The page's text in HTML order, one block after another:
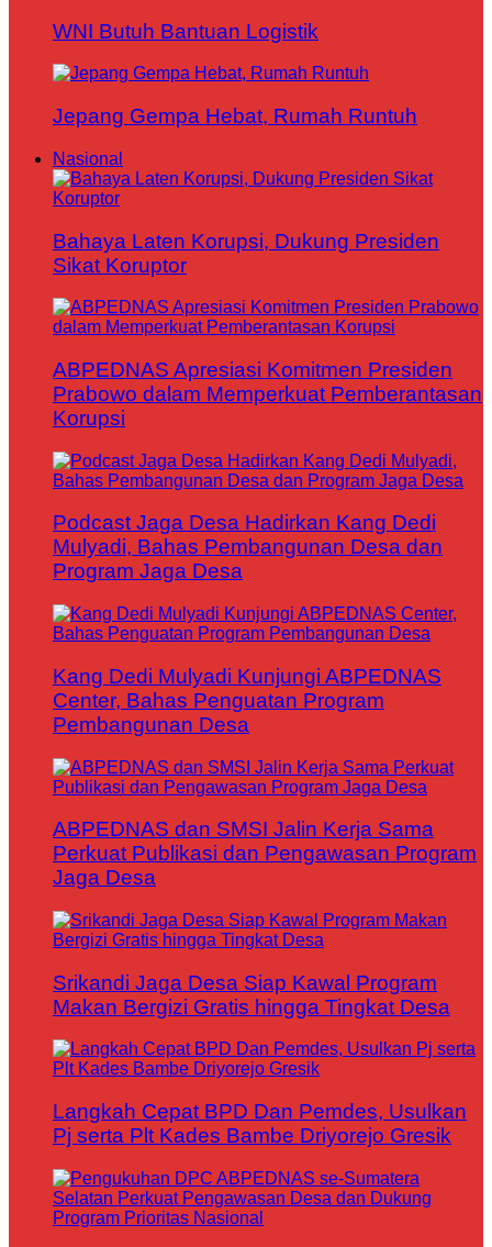
WNI Butuh Bantuan Logistik
Jepang Gempa Hebat, Rumah Runtuh
Nasional
Bahaya Laten Korupsi, Dukung Presiden
Sikat Koruptor
ABPEDNAS Apresiasi Komitmen Presiden
Prabowo dalam Memperkuat Pemberantasan
Korupsi
Podcast Jaga Desa Hadirkan Kang Dedi
Mulyadi, Bahas Pembangunan Desa dan
Program Jaga Desa
Kang Dedi Mulyadi Kunjungi ABPEDNAS
Center, Bahas Penguatan Program
Pembangunan Desa
ABPEDNAS dan SMSI Jalin Kerja Sama
Perkuat Publikasi dan Pengawasan Program
Jaga Desa
Srikandi Jaga Desa Siap Kawal Program
Makan Bergizi Gratis hingga Tingkat Desa
Langkah Cepat BPD Dan Pemdes, Usulkan
Pj serta Plt Kades Bambe Driyorejo Gresik